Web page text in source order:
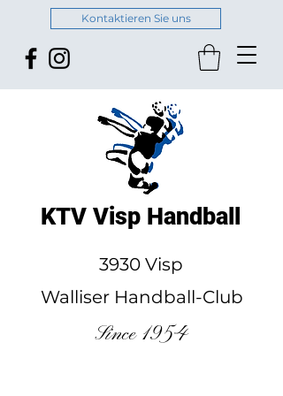
Kontaktieren Sie uns
KTV Visp Handball
3930 Visp
Walliser Handball-Club
Since 1954